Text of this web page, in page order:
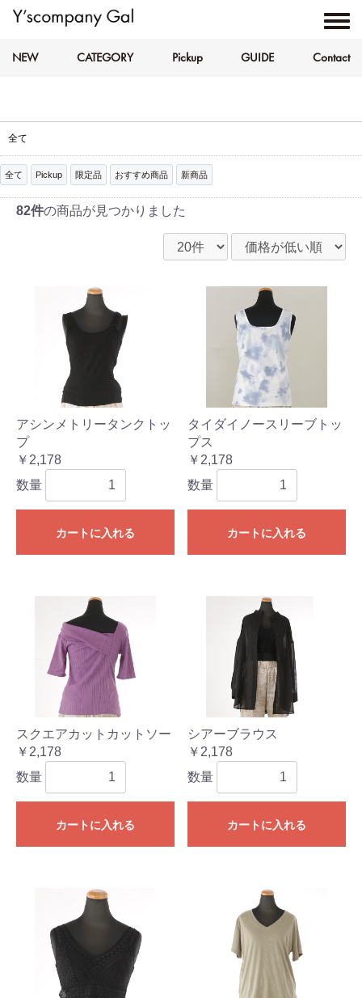
NEW CATEGORY Pickup GUIDE Contact
全て
全て Pickup 限定品 おすすめ商品 新商品
82件の商品が見つかりました
アシンメトリータンクトッ
プ
￥2,178
数量
カートに入れる
タイダイノースリーブトッ
プス
￥2,178
数量
カートに入れる
スクエアカットカットソー
￥2,178
数量
カートに入れる
シアーブラウス
￥2,178
数量
カートに入れる